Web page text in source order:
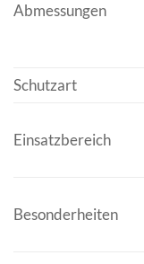
Abmessungen
Schutzart
Einsatzbereich
Besonderheiten